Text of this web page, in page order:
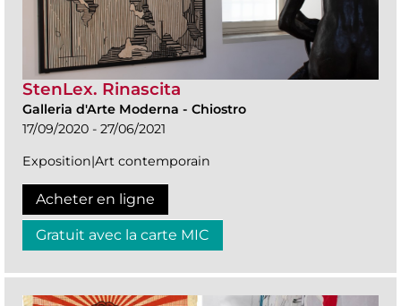
StenLex. Rinascita
Galleria d'Arte Moderna - Chiostro
17/09/2020 - 27/06/2021
Exposition|Art contemporain
Acheter en ligne
Gratuit avec la carte MIC